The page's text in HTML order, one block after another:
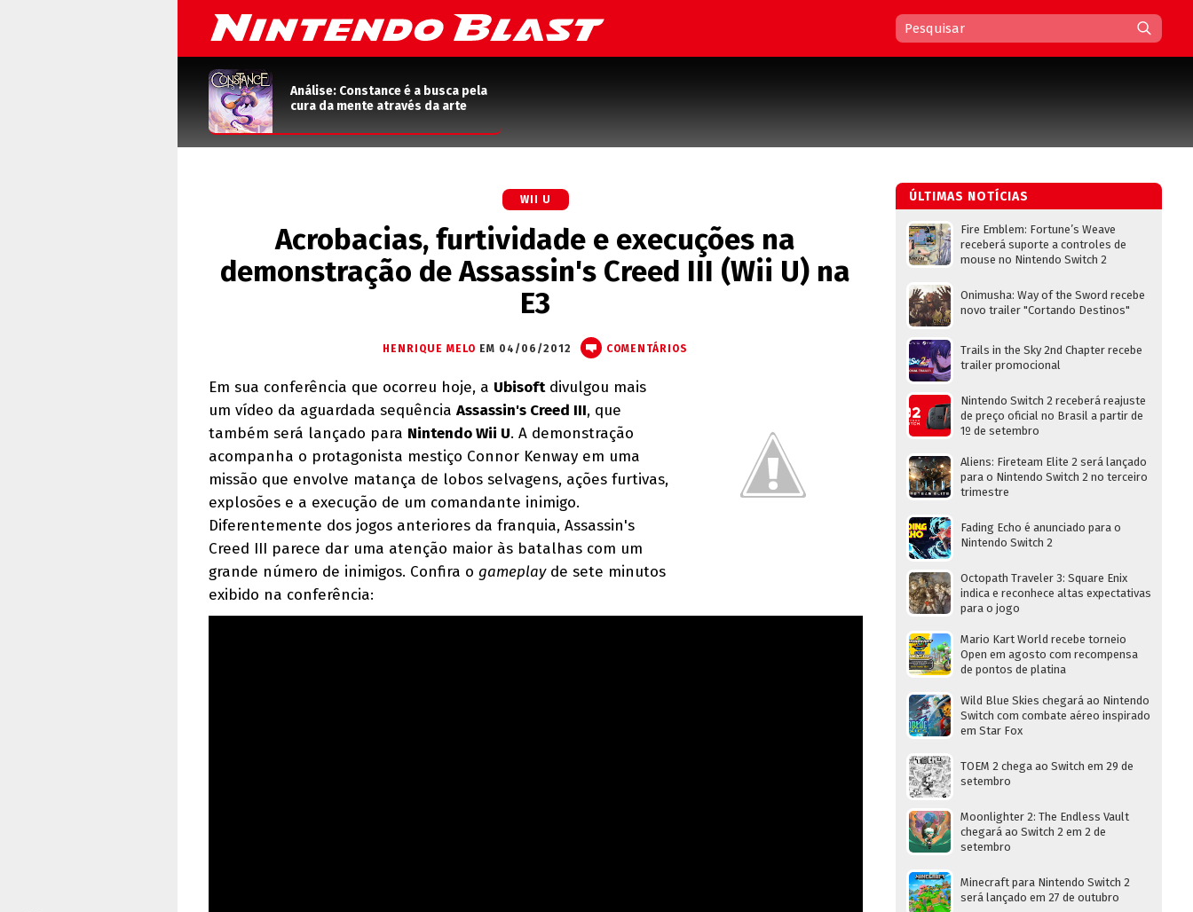
Análise: Constance é a busca pela
cura da mente através da arte
WII U
Acrobacias, furtividade e execuções na
demonstração de Assassin's Creed III (Wii U) na
E3
HENRIQUE MELO EM 04/06/2012 COMENTÁRIOS
Em sua conferência que ocorreu hoje, a Ubisoftdivulgou mais
um vídeo da aguardada sequência Assassin's Creed III, que
também será lançado para Nintendo Wii U. A demonstração
acompanha o protagonista mestiço Connor Kenway em uma
missão que envolve matança de lobos selvagens, ações furtivas,
explosões e a execução de um comandante inimigo.
Diferentemente dos jogos anteriores da franquia, Assassin's
Creed III parece dar uma atenção maior às batalhas com um
grande número de inimigos. Confira o gameplayde sete minutos
exibido na conferência:
ÚLTIMAS NOTÍCIAS
Fire Emblem: Fortune’s Weave
receberá suporte a controles de
mouse no Nintendo Switch 2
Onimusha: Way of the Sword recebe
novo trailer "Cortando Destinos"
Trails in the Sky 2nd Chapter recebe
trailer promocional
Nintendo Switch 2 receberá reajuste
de preço oficial no Brasil a partir de
1º de setembro
Aliens: Fireteam Elite 2 será lançado
para o Nintendo Switch 2 no terceiro
trimestre
Fading Echo é anunciado para o
Nintendo Switch 2
Octopath Traveler 3: Square Enix
indica e reconhece altas expectativas
para o jogo
Mario Kart World recebe torneio
Open em agosto com recompensa
de pontos de platina
Wild Blue Skies chegará ao Nintendo
Switch com combate aéreo inspirado
em Star Fox
TOEM 2 chega ao Switch em 29 de
setembro
Moonlighter 2: The Endless Vault
chegará ao Switch 2 em 2 de
setembro
Minecraft para Nintendo Switch 2
será lançado em 27 de outubro